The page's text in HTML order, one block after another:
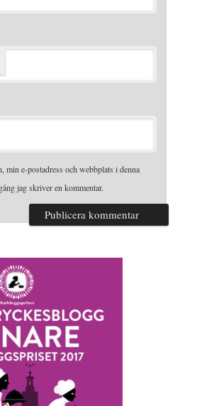
min e-postadress och webbplats i denna
jag skriver en kommentar.